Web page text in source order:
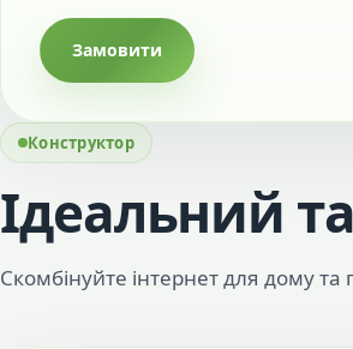
Замовити
Конструктор
Ідеальний
Скомбінуйте інтернет для дому та